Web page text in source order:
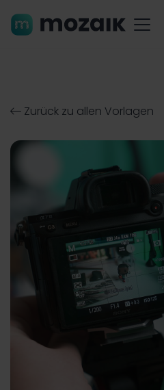
 Zurück zu allen Vorlagen